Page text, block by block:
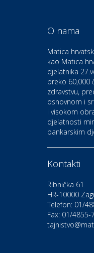
Odmor
Bistrica
Auto-moto i
CIAK
Kultura i
Kazalište
Moda i ljepota
Gastro
Hotel
O nama
Matica
kao Matica
djelatnika
preko 60,000
zdravstvu,
osnovnom i
i visokom
djelatnosti
bankarskim
Kontakti
Ribnička 61
HR-10000
Telefon: 01/
Fax: 01/4855-